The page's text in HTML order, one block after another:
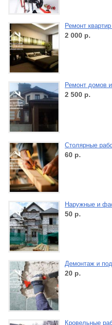
Ремонт
2 000 р.
Ремонт домов
2 500 р.
Столярные
60 р.
Наружные и
50 р.
Демонтаж и
20 р.
Кровельные